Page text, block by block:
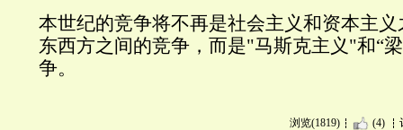
本世纪的竞争将不再是社会主义和资本主
东西方之间的竞争，而是"马斯克主义"和“
争。
浏览(1819) (4)